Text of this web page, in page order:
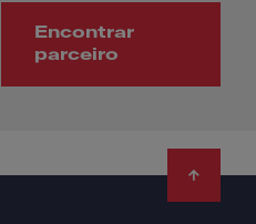
Encontrar
parceiro